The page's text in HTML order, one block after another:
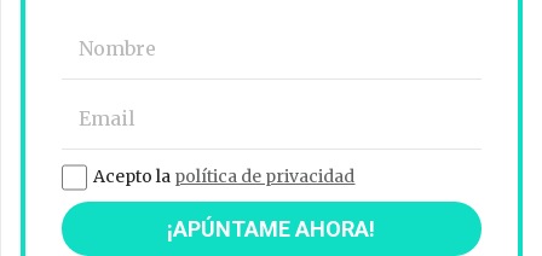
Acepto la política de privacidad